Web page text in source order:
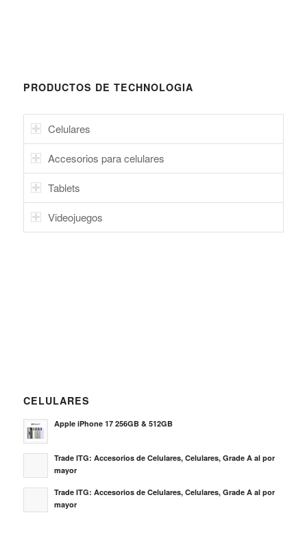
PRODUCTOS DE TECHNOLOGIA
Celulares
Accesorios para celulares
Tablets
Videojuegos
CELULARES
Apple iPhone 17 256GB & 512GB
Trade ITG: Accesorios de Celulares, Celulares, Grade A al por
mayor
Trade ITG: Accesorios de Celulares, Celulares, Grade A al por
mayor